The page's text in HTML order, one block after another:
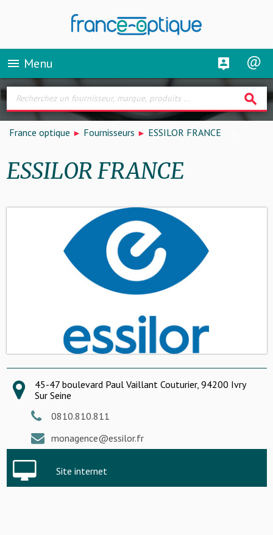
menu Menu
search
France optique Fournisseurs ESSILOR FRANCE
ESSILOR FRANCE
45-47 boulevard Paul Vaillant Couturier, 94200 Ivry
Sur Seine
0810.810.811
monagence@essilor.fr
Site internet